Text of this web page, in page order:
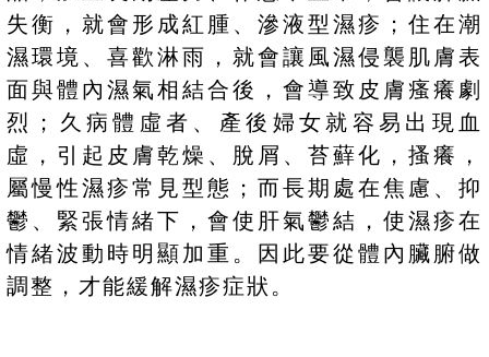
失衡，就會形成紅腫、滲液型濕疹；住在潮
濕環境、喜歡淋雨，就會讓風濕侵襲肌膚表
面與體內濕氣相結合後，會導致皮膚瘙癢劇
烈；久病體虛者、產後婦女就容易出現血
虛，引起皮膚乾燥、脫屑、苔蘚化，搔癢，
屬慢性濕疹常見型態；而長期處在焦慮、抑
鬱、緊張情緒下，會使肝氣鬱結，使濕疹在
情緒波動時明顯加重。因此要從體內臟腑做
調整，才能緩解濕疹症狀。